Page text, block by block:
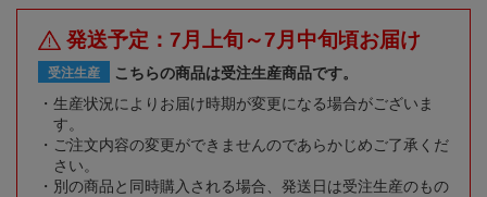
発送予定：7月上旬～7月中旬頃お届け
受注生産
こちらの商品は受注生産商品です。
生産状況によりお届け時期が変更になる場合がございま
す。
ご注文内容の変更ができませんのであらかじめご了承くだ
さい。
別の商品と同時購入される場合、発送日は受注生産のもの